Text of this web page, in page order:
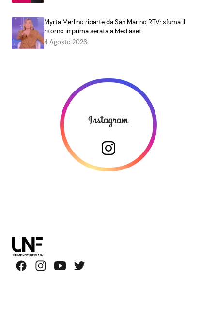
Myrta Merlino riparte da San Marino RTV: sfuma il
ritorno in prima serata a Mediaset
4 Agosto 2026